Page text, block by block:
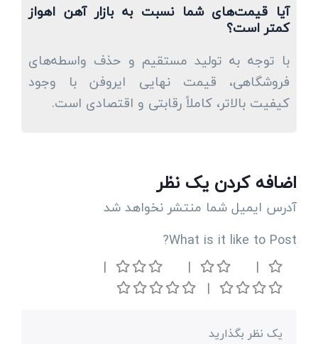
آیا قیمت‌های شما نسبت به بازار آهن اهواز
کمتر است؟
با توجه به تولید مستقیم و حذف واسطه‌های
فروشگاهی، قیمت نهایی ایروفن با وجود
کیفیت بالاتر، کاملاً رقابتی و اقتصادی است.
اضافه کردن یک نظر
آدرس ایمیل شما منتشر نخواهد شد
What is it like to Post?